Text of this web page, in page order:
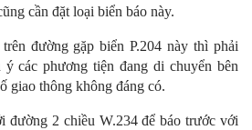
cần đặt loại biển báo này.
đường gặp biển P.204 này thì phải
các phương tiện đang di chuyển bên
giao thông không đáng có.
đường 2 chiều W.234 để báo trước với